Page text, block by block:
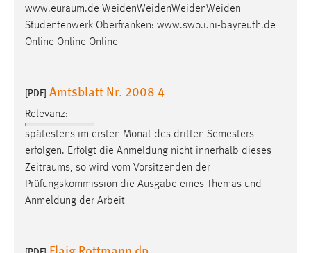
www.euraum.de WeidenWeidenWeidenWeiden
Studentenwerk Oberfranken: www.swo.uni-bayreuth.de
Online Online Online
[PDF] Amtsblatt Nr. 2008 4
Relevanz:
spätestens im ersten Monat des dritten Semesters
erfolgen. Erfolgt die Anmeldung nicht innerhalb dieses
Zeitraums, so wird vom Vorsitzenden der
Prüfungskommission die Ausgabe eines Themas und
Anmeldung der Arbeit
MARKETING
Sie tun dies, indem sie Besucher über Websites
hinweg verfolgen.
Google Ads
Name:
_gcl_au